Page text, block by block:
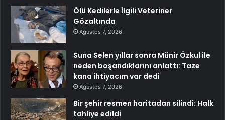
Ölü Kedilerle İlgili Veteriner
Gözaltında
Ağustos 7, 2026
Suna Selen yıllar sonra Münir Özkul ile
neden boşandıklarını anlattı: Taze
kana ihtiyacım var dedi
Ağustos 7, 2026
Bir şehir resmen haritadan silindi: Halk
tahliye edildi